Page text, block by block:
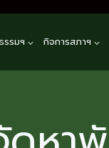
รรมฯ กิจการสภาฯ